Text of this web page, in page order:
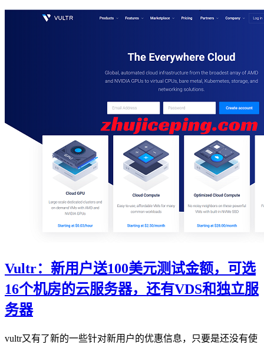
Vultr：新用户送100美元测试金额，可选
16个机房的云服务器，还有VDS和独立服
务器
vultr又有了新的一些针对新用户的优惠信息，只要是还没有使